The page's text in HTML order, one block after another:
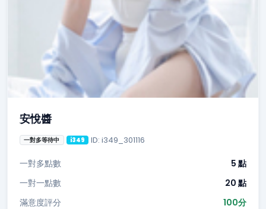
安悅醬
一對多等待中 i349 ID: i349_301116
一對多點數
5 點
一對一點數
20 點
滿意度評分
100分